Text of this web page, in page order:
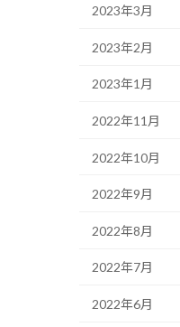
2023年3月
2023年2月
2023年1月
2022年11月
2022年10月
2022年9月
2022年8月
2022年7月
2022年6月